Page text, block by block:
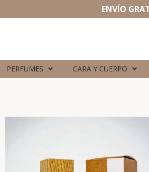
ENVÍO
PERFUMES CARA Y CUERPO